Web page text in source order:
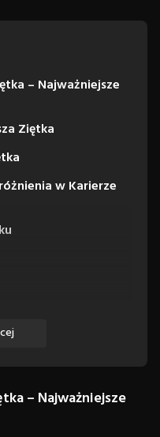
– Najważniejsze
Ziętka
w Karierze
– Najważniejsze